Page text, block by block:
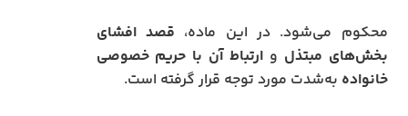
محکوم می‌شود. در این ماده، قصد افشای
بخش‌های مبتذل وارتباط آن با حریم خصوصی
خانواده به‌شدت مورد توجه قرار گرفته است.